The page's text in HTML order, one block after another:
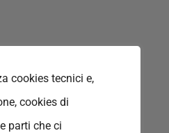
ROSSA ITALIANA
cookies tecnici e,
cookies di
parti che ci